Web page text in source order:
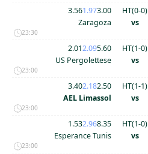
3.561.973.00 HT(0-0)
Zaragoza
vs
23:30
2.012.095.60 HT(1-0)
US Pergolettese
vs
23:00
3.402.182.50 HT(1-1)
AEL Limassol
vs
23:00
1.532.968.35 HT(1-0)
Esperance Tunis
vs
23:00